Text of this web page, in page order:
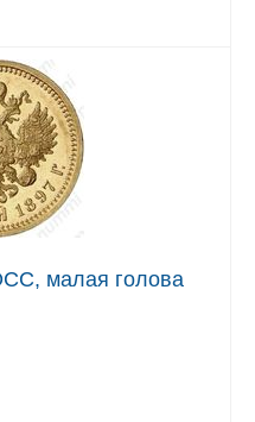
малая голова